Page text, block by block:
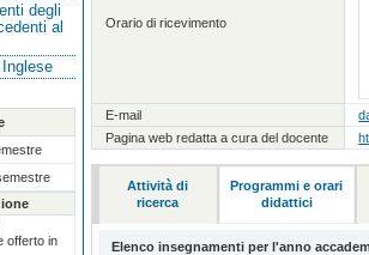
degli
al
offerto in
Orario di ricevimento
E-mail
Pagina web redatta a cura del docente
Attività di
ricerca
Programmi e orari
didattici
Elenco insegnamenti per l'anno